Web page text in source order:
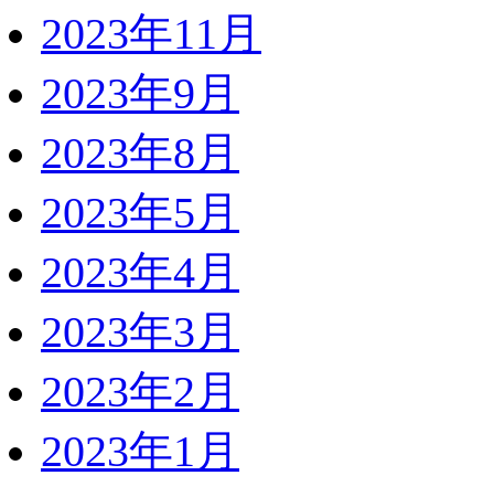
2023年11月
2023年9月
2023年8月
2023年5月
2023年4月
2023年3月
2023年2月
2023年1月